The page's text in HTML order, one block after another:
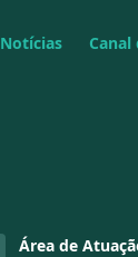
Notícias Canal
Área de